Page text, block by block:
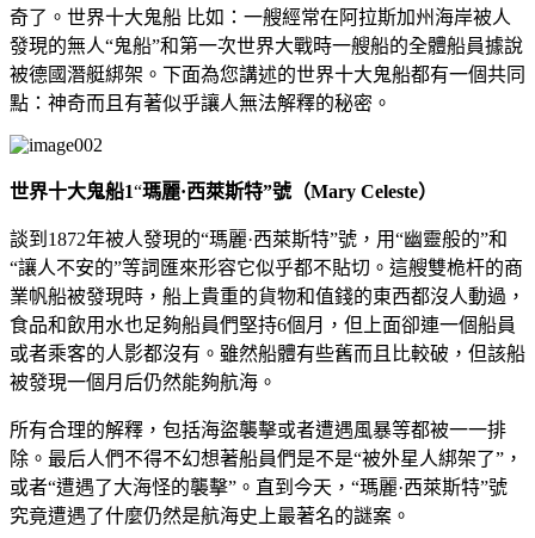
奇了。世界十大鬼船 比如：一艘經常在阿拉斯加州海岸被人
發現的無人“鬼船”和第一次世界大戰時一艘船的全體船員據說
被德國潛艇綁架。下面為您講述的世界十大鬼船都有一個共同
點：神奇而且有著似乎讓人無法解釋的秘密。
世界十大鬼船1“瑪麗·西萊斯特”號（Mary Celeste）
談到1872年被人發現的“瑪麗·西萊斯特”號，用“幽靈般的”和
“讓人不安的”等詞匯來形容它似乎都不貼切。這艘雙桅杆的商
業帆船被發現時，船上貴重的貨物和值錢的東西都沒人動過，
食品和飲用水也足夠船員們堅持6個月，但上面卻連一個船員
或者乘客的人影都沒有。雖然船體有些舊而且比較破，但該船
被發現一個月后仍然能夠航海。
所有合理的解釋，包括海盜襲擊或者遭遇風暴等都被一一排
除。最后人們不得不幻想著船員們是不是“被外星人綁架了”，
或者“遭遇了大海怪的襲擊”。直到今天，“瑪麗·西萊斯特”號
究竟遭遇了什麼仍然是航海史上最著名的謎案。